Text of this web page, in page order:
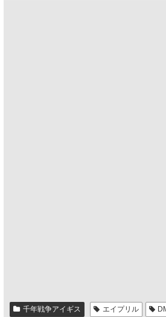
千年戦争アイギス エイプリル